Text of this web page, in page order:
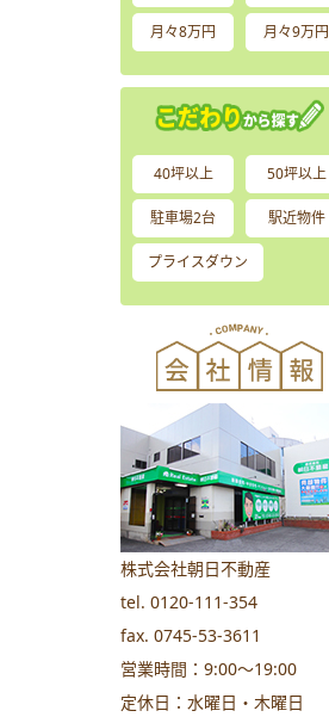
月々8万円 月々9万円
40坪以上 50坪以上
駐車場2台 駅近物件
プライスダウン
株式会社朝日不動産
tel. 0120-111-354
fax. 0745-53-3611
営業時間：9:00～19:00
定休日：水曜日・木曜日